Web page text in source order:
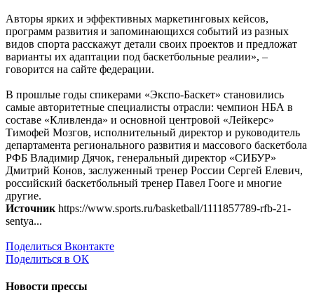
Авторы ярких и эффективных маркетинговых кейсов,
программ развития и запоминающихся событий из разных
видов спорта расскажут детали своих проектов и предложат
варианты их адаптации под баскетбольные реалии», –
говорится на сайте федерации.
В прошлые годы спикерами «Экспо-Баскет» становились
самые авторитетные специалисты отрасли: чемпион НБА в
составе «Кливленда» и основной центровой «Лейкерс»
Тимофей Мозгов, исполнительный директор и руководитель
департамента регионального развития и массового баскетбола
РФБ Владимир Дячок, генеральный директор «СИБУР»
Дмитрий Конов, заслуженный тренер России Сергей Елевич,
российский баскетбольный тренер Павел Гооге и многие
другие.
Источник https://www.sports.ru/basketball/1111857789-rfb-21-
sentya...
Поделиться Вконтакте
Поделиться в ОК
Новости прессы